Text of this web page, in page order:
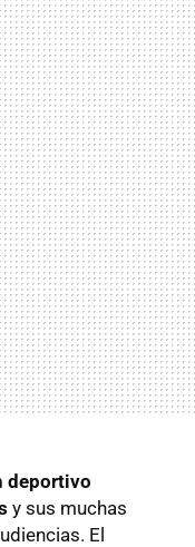
deportivo
y sus muchas
El